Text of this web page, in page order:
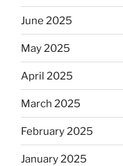
June 2025
May 2025
April 2025
March 2025
February 2025
January 2025